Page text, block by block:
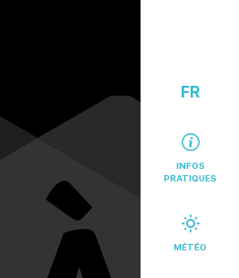
FR
INFOS
PRATIQUES
MÉTÉO